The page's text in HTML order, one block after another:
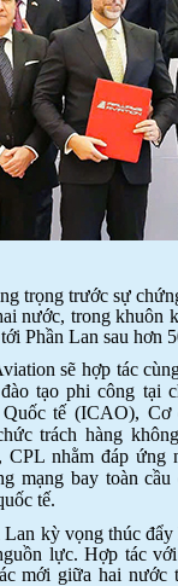
trọng trước sự
nước, trong khuôn
Phần Lan sau hơn
sẽ hợp tác
tạo phi công tại
tế (ICAO),
trách hàng
CPL nhằm đáp ứng
mạng bay toàn
tế.
kỳ vọng thúc
lực. Hợp tác
mới giữa hai nước